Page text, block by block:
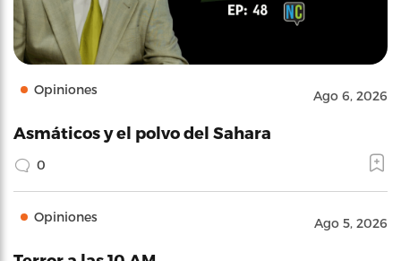
Opiniones Ago 6, 2026
Asmáticos y el polvo del Sahara
0
Opiniones Ago 5, 2026